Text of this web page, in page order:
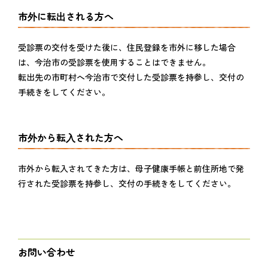
市外に転出される方へ
受診票の交付を受けた後に、住民登録を市外に移した場合
は、今治市の受診票を使用することはできません。
転出先の市町村へ今治市で交付した受診票を持参し、交付の
手続きをしてください。
市外から転入された方へ
市外から転入されてきた方は、母子健康手帳と前住所地で発
行された受診票を持参し、交付の手続きをしてください。
お問い合わせ